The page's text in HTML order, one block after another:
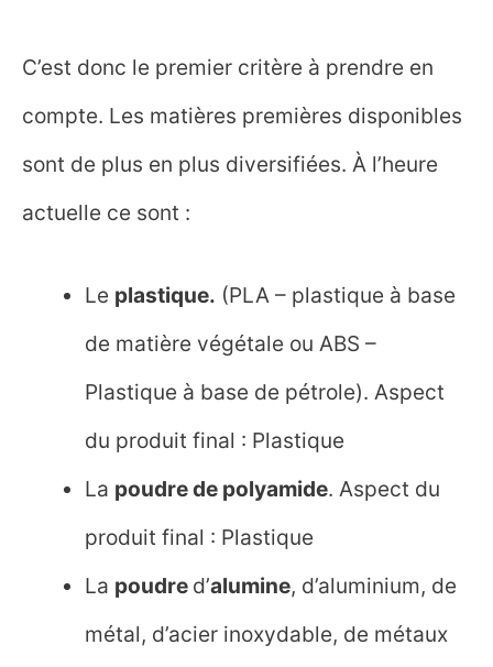
C’est donc le premier critère à prendre en
compte. Les matières premières disponibles
sont de plus en plus diversifiées. À l’heure
actuelle ce sont :
Le plastique. (PLA – plastique à base
de matière végétale ou ABS –
Plastique à base de pétrole). Aspect
du produit final : Plastique
La poudre de polyamide. Aspect du
produit final : Plastique
La poudre d’alumine, d’aluminium, de
métal, d’acier inoxydable, de métaux